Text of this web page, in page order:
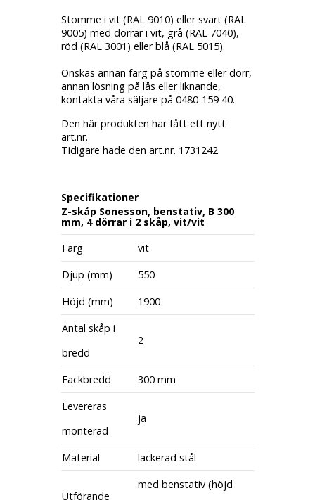
Stomme i vit (RAL 9010) eller svart (RAL
9005) med dörrar i vit, grå (RAL 7040),
röd (RAL 3001) eller blå (RAL 5015).
Önskas annan färg på stomme eller dörr,
annan lösning på lås eller liknande,
kontakta våra säljare på 0480-159 40.
Den här produkten har fått ett nytt
art.nr.
Tidigare hade den art.nr. 1731242
Specifikationer
Z-skåp Sonesson, benstativ, B 300
mm, 4 dörrar i 2 skåp, vit/vit
Färg
vit
Djup (mm)
550
Höjd (mm)
1900
Antal skåp i
bredd
2
Fackbredd
300 mm
Levereras
monterad
ja
Material lackerad stål
Utförande
med benstativ (höjd